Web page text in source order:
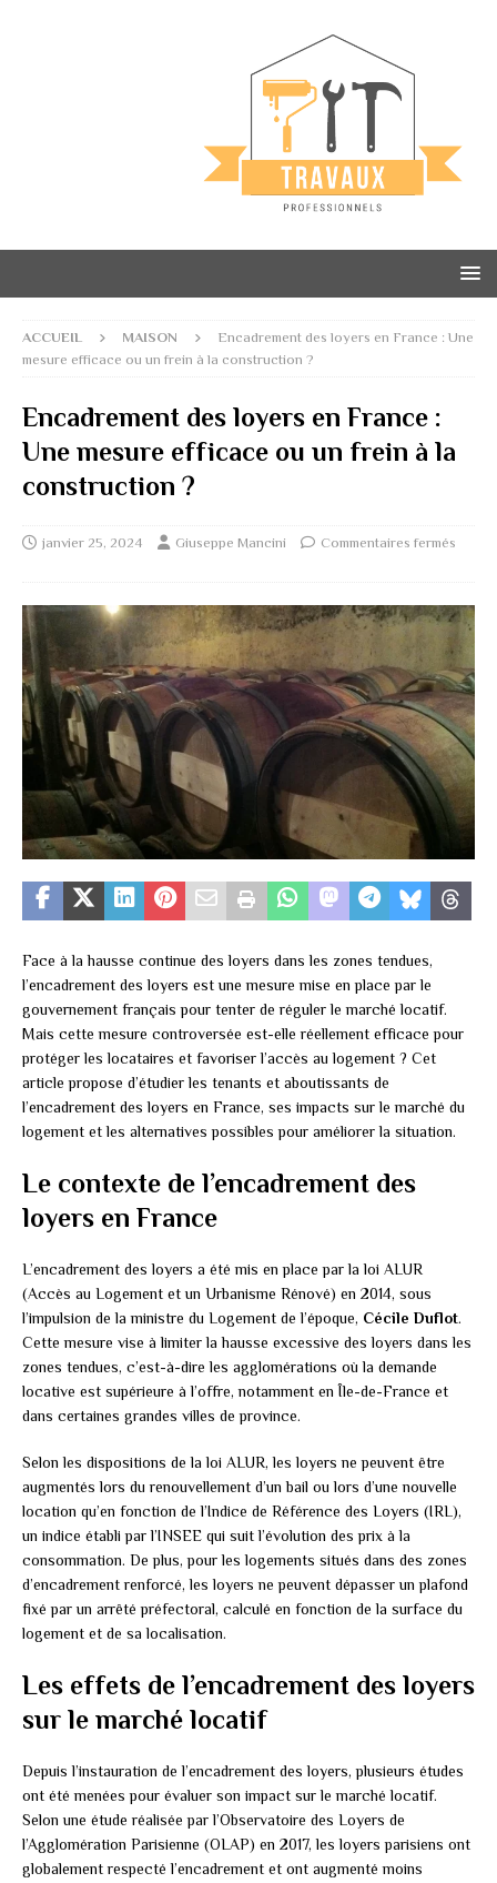
ACCUEIL MAISON
Encadrement des loyers en France : Une
mesure efficace ou un frein à la construction ?
Encadrement des loyers en France :
Une mesure efficace ou un frein à la
construction ?
janvier 25, 2024 Giuseppe Mancini Commentaires fermés
Face à la hausse continue des loyers dans les zones tendues,
l’encadrement des loyers est une mesure mise en place par le
gouvernement français pour tenter de réguler le marché locatif.
Mais cette mesure controversée est-elle réellement efficace pour
protéger les locataires et favoriser l’accès au logement ? Cet
article propose d’étudier les tenants et aboutissants de
l’encadrement des loyers en France, ses impacts sur le marché du
logement et les alternatives possibles pour améliorer la situation.
Le contexte de l’encadrement des
loyers en France
L’encadrement des loyers a été mis en place par la loi ALUR
(Accès au Logement et un Urbanisme Rénové) en 2014, sous
l’impulsion de la ministre du Logement de l’époque, Cécile Duflot.
Cette mesure vise à limiter la hausse excessive des loyers dans les
zones tendues, c’est-à-dire les agglomérations où la demande
locative est supérieure à l’offre, notamment en Île-de-France et
dans certaines grandes villes de province.
Selon les dispositions de la loi ALUR, les loyers ne peuvent être
augmentés lors du renouvellement d’un bail ou lors d’une nouvelle
location qu’en fonction de l’Indice de Référence des Loyers (IRL),
un indice établi par l’INSEE qui suit l’évolution des prix à la
consommation. De plus, pour les logements situés dans des zones
d’encadrement renforcé, les loyers ne peuvent dépasser un plafond
fixé par un arrêté préfectoral, calculé en fonction de la surface du
logement et de sa localisation.
Les effets de l’encadrement des loyers
sur le marché locatif
Depuis l’instauration de l’encadrement des loyers, plusieurs études
ont été menées pour évaluer son impact sur le marché locatif.
Selon une étude réalisée par l’Observatoire des Loyers de
l’Agglomération Parisienne (OLAP) en 2017, les loyers parisiens ont
globalement respecté l’encadrement et ont augmenté moins